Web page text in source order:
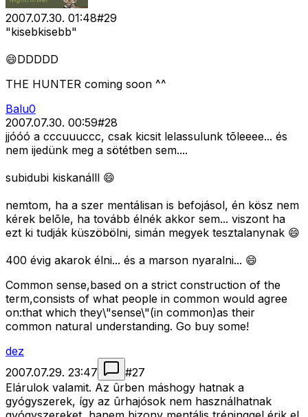
2007.07.30. 01:48#29
"kisebkisebb"
😄DDDDD
THE HUNTER coming soon ^^
Balu0
2007.07.30. 00:59#28
jjóóó a cccuuuccc, csak kicsit lelassulunk tõleeee... és
nem ijedünk meg a sötétben sem....
subidubi kiskanálll 😄
nemtom, ha a szer mentálisan is befojásol, én kösz nem
kérek belõle, ha tovább élnék akkor sem... viszont ha
ezt ki tudják küszöbölni, simán megyek tesztalanynak 😄
400 évig akarok élni... és a marson nyaralni... 😄
Common sense,based on a strict construction of the
term,consists of what people in common would agree
on:that which they\"sense\"(in common)as their
common natural understanding. Go buy some!
dez
2007.07.29. 23:47
#27
Elárulok valamit. Az ûrben máshogy hatnak a
gyógyszerek, így az ûrhajósok nem használhatnak